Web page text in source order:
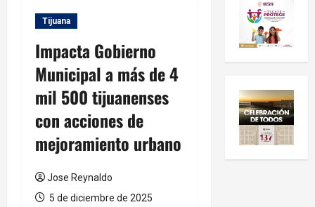
Tijuana
Impacta Gobierno
Municipal a más de 4
mil 500 tijuanenses
con acciones de
mejoramiento urbano
Jose Reynaldo
5 de diciembre de 2025